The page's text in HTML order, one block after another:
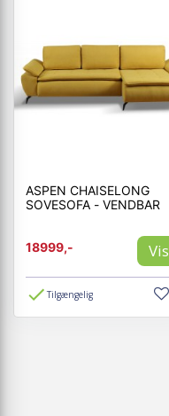
ASPEN CHAISELONG
SOVESOFA - VENDBAR
18999,- Vis
Tilgængelig